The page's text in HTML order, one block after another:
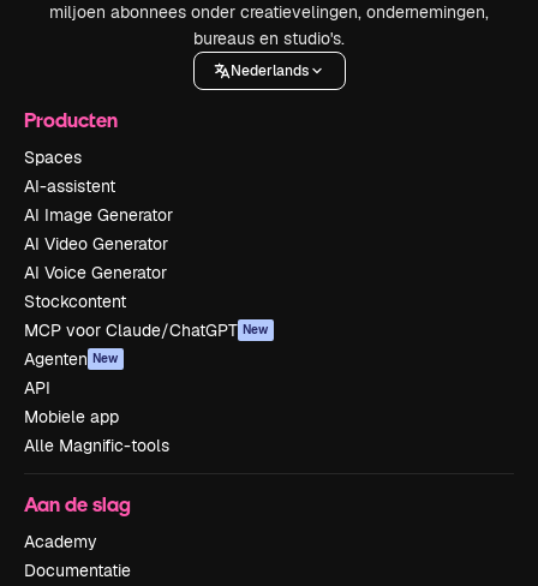
miljoen abonnees onder creatievelingen, ondernemingen,
bureaus en studio's.
Nederlands
Producten
Spaces
AI-assistent
AI Image Generator
AI Video Generator
AI Voice Generator
Stockcontent
MCP voor Claude/ChatGPT New
Agenten New
API
Mobiele app
Alle Magnific-tools
Aan de slag
Academy
Documentatie